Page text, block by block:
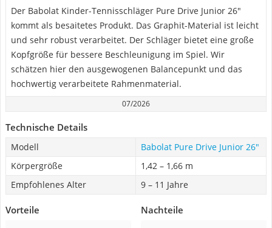
Der Babolat Kinder-Tennisschläger Pure Drive Junior 26"
kommt als besaitetes Produkt. Das Graphit-Material ist leicht
und sehr robust verarbeitet. Der Schläger bietet eine große
Kopfgröße für bessere Beschleunigung im Spiel. Wir
schätzen hier den ausgewogenen Balancepunkt und das
hochwertig verarbeitete Rahmenmaterial.
07/2026
Technische Details
Modell
Babolat Pure Drive Junior 26"
Körpergröße
1,42 – 1,66 m
Empfohlenes Alter
9 – 11 Jahre
Vorteile Nachteile